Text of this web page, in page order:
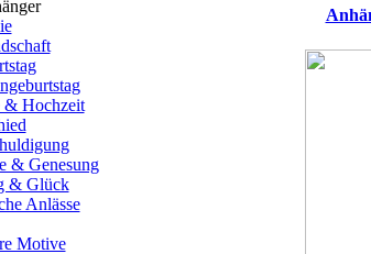
Hochzeit
& Genesung
& Glück
Anlässe
Motive